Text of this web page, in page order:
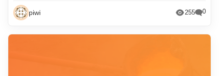
piwi 255 0